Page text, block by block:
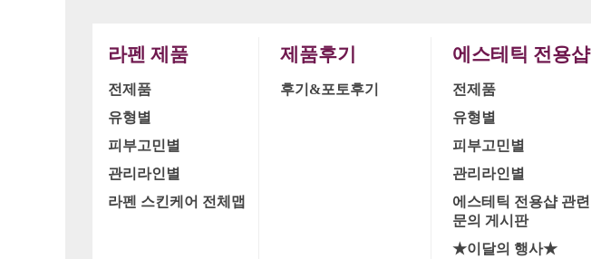
라펜 제품
전제품
유형별
피부고민별
관리라인별
라펜 스킨케어 전체맵
제품후기
후기&포토후기
에스테틱 전용샵
전제품
유형별
피부고민별
관리라인별
에스테틱 전용샵 관련
문의 게시판
★이달의 행사★